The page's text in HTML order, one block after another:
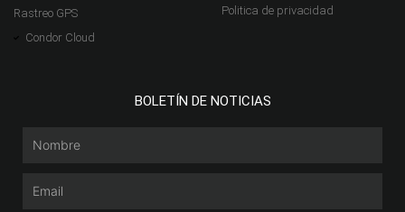
Rastreo GPS
Condor Cloud
Politica de privacidad
BOLETÍN DE NOTICIAS